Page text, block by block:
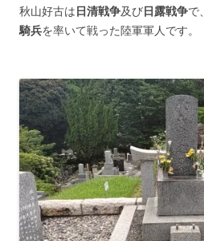
秋山好古は日清戦争及び日露戦争で、
騎兵を率いて戦った陸軍軍人です。